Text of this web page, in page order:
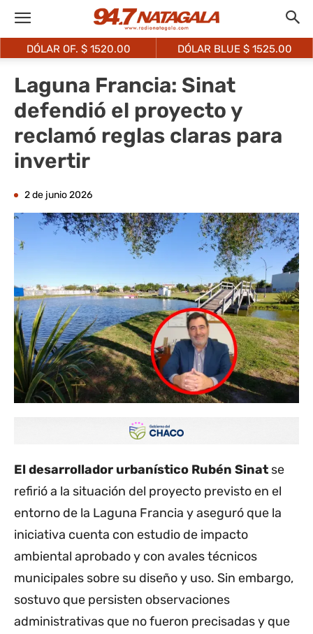
DÓLAR OF. $ 1520.00 DÓLAR BLUE $ 1525.00
Laguna Francia: Sinat
defendió el proyecto y
reclamó reglas claras para
invertir
2 de junio 2026
El desarrollador urbanístico Rubén Sinat se
refirió a la situación del proyecto previsto en el
entorno de la Laguna Francia y aseguró que la
iniciativa cuenta con estudio de impacto
ambiental aprobado y con avales técnicos
municipales sobre su diseño y uso. Sin embargo,
sostuvo que persisten observaciones
administrativas que no fueron precisadas y que